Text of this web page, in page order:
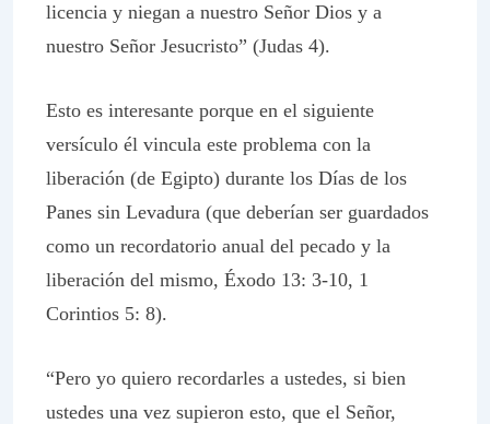
licencia y niegan a nuestro Señor Dios y a
nuestro Señor Jesucristo” (Judas 4).
Esto es interesante porque en el siguiente
versículo él vincula este problema con la
liberación (de Egipto) durante los Días de los
Panes sin Levadura (que deberían ser guardados
como un recordatorio anual del pecado y la
liberación del mismo, Éxodo 13: 3-10, 1
Corintios 5: 8).
“Pero yo quiero recordarles a ustedes, si bien
ustedes una vez supieron esto, que el Señor,